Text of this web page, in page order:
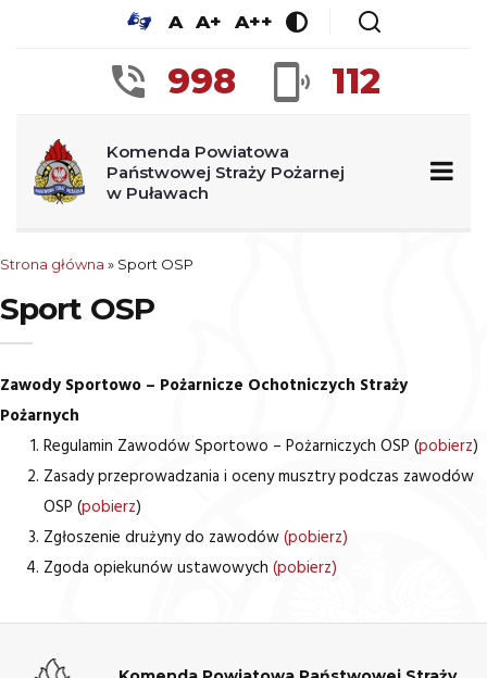
A A+ A++
998 112
Komenda Powiatowa
Państwowej Straży Pożarnej
w Puławach
Strona główna » Sport OSP
Sport OSP
Zawody Sportowo – Pożarnicze Ochotniczych Straży
Pożarnych
Regulamin Zawodów Sportowo – Pożarniczych OSP (pobierz)
Zasady przeprowadzania i oceny musztry podczas zawodów
OSP (pobierz)
Zgłoszenie drużyny do zawodów(pobierz)
Zgoda opiekunów ustawowych (pobierz)